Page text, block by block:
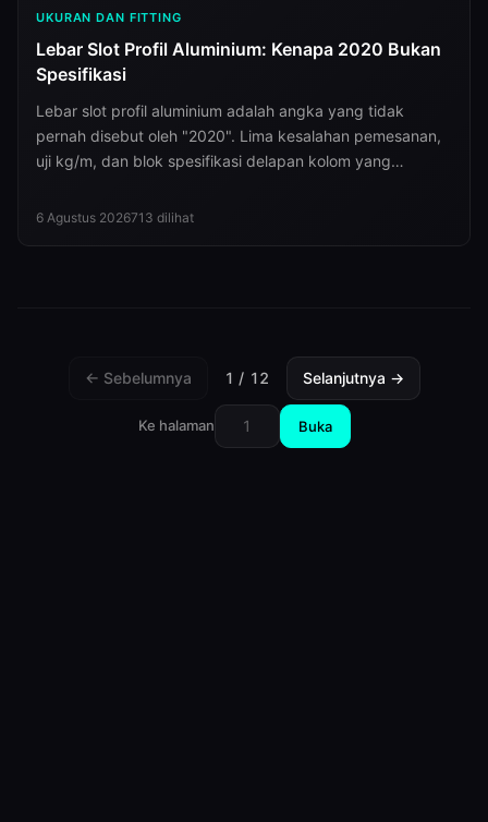
UKURAN DAN FITTING
Lebar Slot Profil Aluminium: Kenapa 2020 Bukan
Spesifikasi
Lebar slot profil aluminium adalah angka yang tidak
pernah disebut oleh "2020". Lima kesalahan pemesanan,
uji kg/m, dan blok spesifikasi delapan kolom yang
6 Agustus 2026713 dilihat
← Sebelumnya 1 / 12 Selanjutnya →
Ke halaman Buka